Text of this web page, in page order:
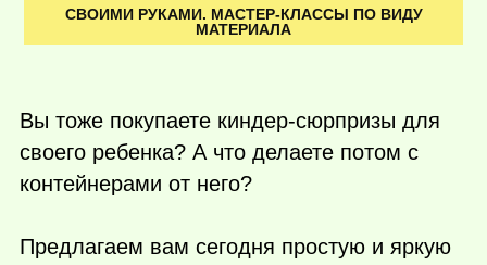
СВОИМИ РУКАМИ. МАСТЕР-КЛАССЫ ПО ВИДУ
МАТЕРИАЛА
Вы тоже покупаете киндер-сюрпризы для
своего ребенка? А что делаете потом с
контейнерами от него?
Предлагаем вам сегодня простую и яркую